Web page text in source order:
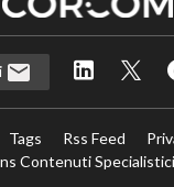
Tags Rss Feed
Contenuti Specialistici